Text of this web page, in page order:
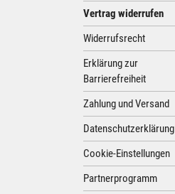
Vertrag widerrufen
Widerrufsrecht
Erklärung zur
Barrierefreiheit
Zahlung und Versand
Datenschutzerklärung
Cookie-Einstellungen
Partnerprogramm